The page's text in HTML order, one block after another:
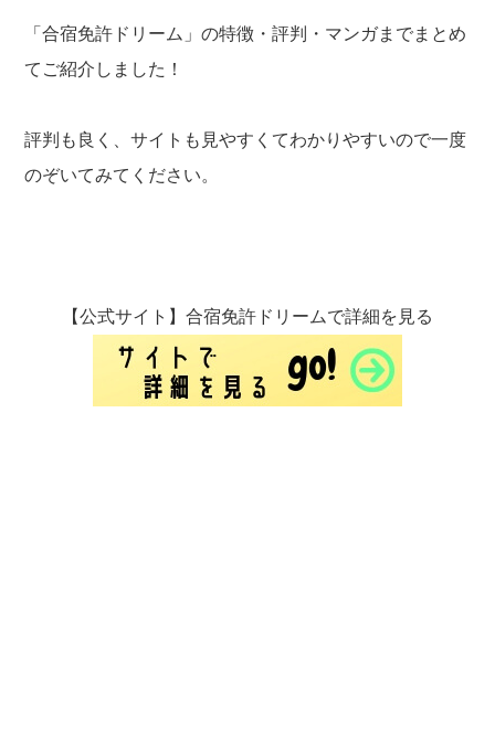
「合宿免許ドリーム」の特徴・評判・マンガまでまとめ
てご紹介しました！
評判も良く、サイトも見やすくてわかりやすいので一度
のぞいてみてください。
【公式サイト】合宿免許ドリームで詳細を見る